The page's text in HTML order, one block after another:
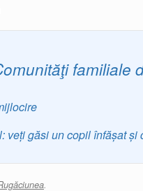
familiale
veți găsi un copil înfășat și
.